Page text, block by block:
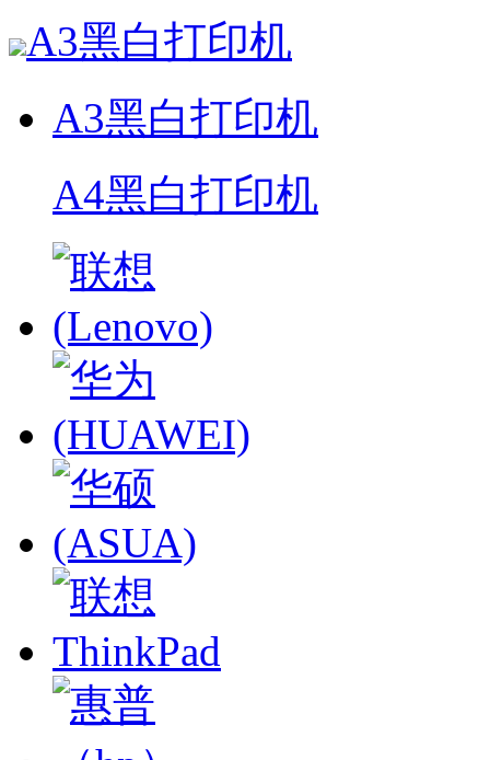
A3黑白打印机
A3黑白打印机
A4黑白打印机